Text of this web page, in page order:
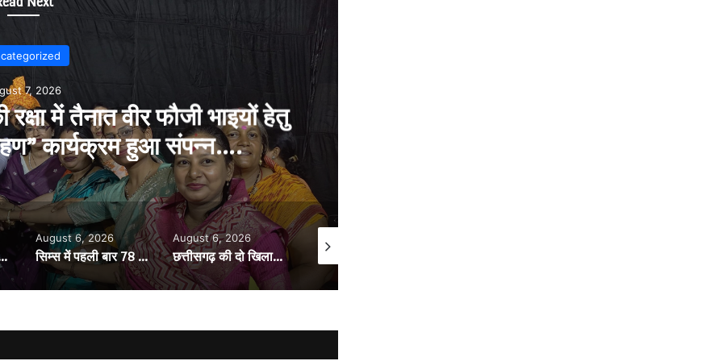
7, 2026
द्वारा 8 अगस्त को ‘कल्चरल
स्टॉर्मिंग सत्र का आयोजन…..
सिम्स में पहली बार 78 वर्षीय महिला मरीज के अंडाशय कैंसर ट्यूमर की सफल सर्जरी…..
August 6, 2026
छत्तीसगढ़ की दो खिलाड़ी भारतीय महिला जूनियर हॉकी टीम में…..चीन में होने वाले एशिया कप में दिखाएंगी दम…..राष्ट्रीय टीम में चुनी गईं कांसाबेल की मधु सिदार और बोड़ला की गीता यादव खेलो इंडिया एक्सीलेंस सेंटर…..बिलासपुर में ले रहीं प्रशिक्षण…..उप मुख्यमंत्री अरुण साव ने दोनों खिलाड़ियों को दी बधाई….. वीडियो-कॉल पर बात कर तैयारियों की भी ली जानकारी…..
August 7, 2026
सिपाही रक्षा सूत्र संग्रहण कार्यक्रम में प्रदेश पदाधिकारी और जिलाध्यक्ष बहने हुई शामिल….